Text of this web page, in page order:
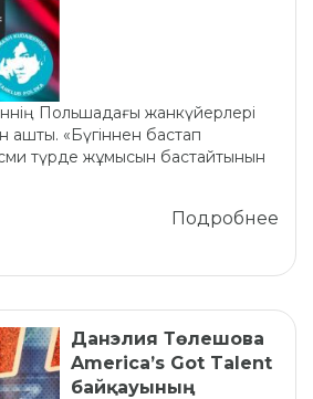
Польшадағы жанкүйерлері
«Бүгіннен бастап
түрде жұмысын бастайтынын
Подробнее
Данэлия Төлешова
America’s Got Talent
байқауының